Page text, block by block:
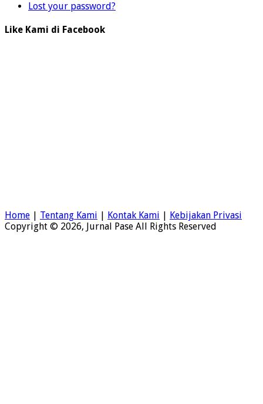
Lost your password?
Like Kami di Facebook
Home | Tentang Kami | Kontak Kami | Kebijakan Privasi
Copyright © 2026, Jurnal Pase All Rights Reserved